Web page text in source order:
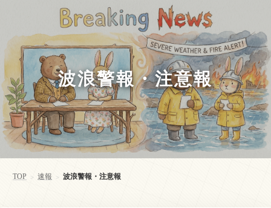
波浪警報・注意報
TOP > 速報 > 波浪警報・注意報